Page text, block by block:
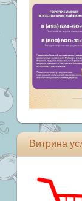
Витрина